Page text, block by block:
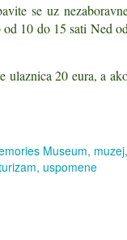
se uz
10 do 15 sati Ned od
ulaznica 20 eura, a
Museum muzej
uspomene